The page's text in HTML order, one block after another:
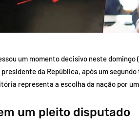
um momento decisivo neste domingo
da República, após um
representa a escolha da nação por
um pleito disputado